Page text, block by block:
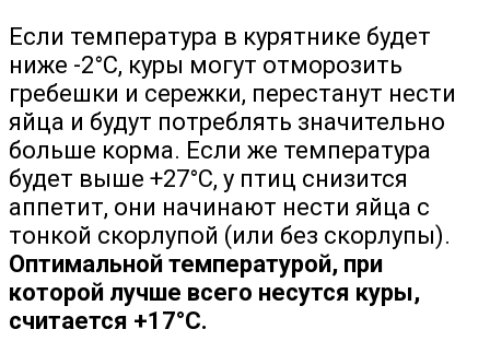
Если температура в курятнике будет
ниже -2°С, куры могут отморозить
гребешки и сережки, перестанут нести
яйца и будут потреблять значительно
больше корма. Если же температура
будет выше +27°С, у птиц снизится
аппетит, они начинают нести яйца с
тонкой скорлупой (или без скорлупы).
Оптимальной температурой, при
которой лучше всего несутся куры,
считается +17°С.